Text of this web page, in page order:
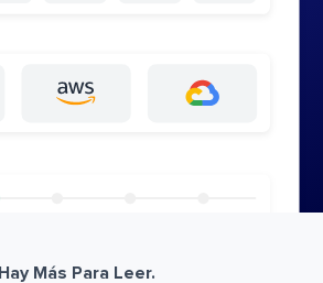
Hay Más Para Leer.